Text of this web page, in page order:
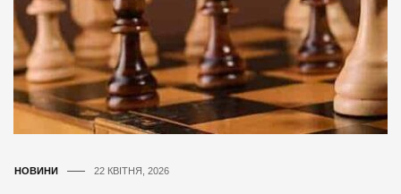
НОВИНИ 22 КВІТНЯ, 2026